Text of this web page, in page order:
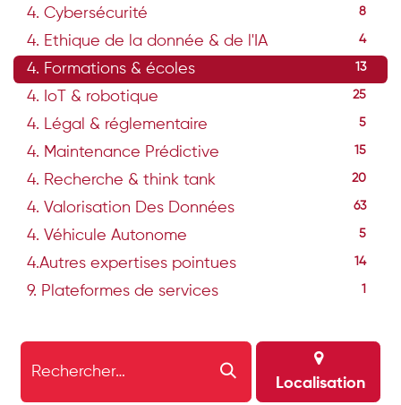
4. Cybersécurité 8
4. Ethique de la donnée & de l'IA 4
4. Formations & écoles 13
4. IoT & robotique 25
4. Légal & réglementaire 5
4. Maintenance Prédictive 15
4. Recherche & think tank 20
4. Valorisation Des Données 63
4. Véhicule Autonome 5
4.Autres expertises pointues 14
9. Plateformes de services
Localisation